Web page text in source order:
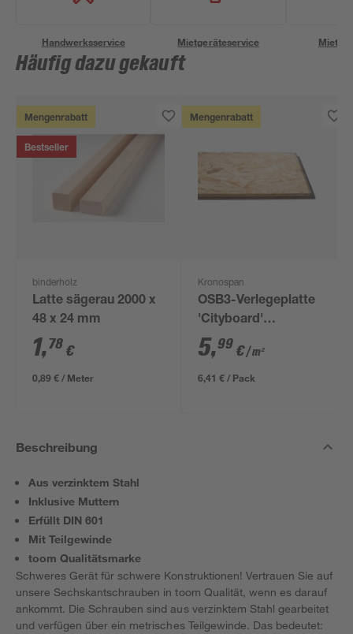
Handwerksservice Mietgeräteservice
Häufig dazu gekauft
Mengenrabatt
Bestseller
binderholz
Latte sägerau 2000 x
48 x 24 mm
1,78 €
0,89 € / Meter
Mengenrabatt
Kronospan
OSB3-Verlegeplatte
'Cityboard'
ungeschliffen 1690 x
634 x 12 mm
5,99 €/ m²
6,41 € / Pack
Beschreibung
Aus verzinktem Stahl
Inklusive Muttern
Erfüllt DIN 601
Mit Teilgewinde
toom Qualitätsmarke
Schweres Gerät für schwere Konstruktionen! Vertrauen Sie auf
unsere Sechskantschrauben in toom Qualität, wenn es darauf
ankommt. Die Schrauben sind aus verzinktem Stahl gearbeitet
und verfügen über ein metrisches Teilgewinde. Das bedeutet: